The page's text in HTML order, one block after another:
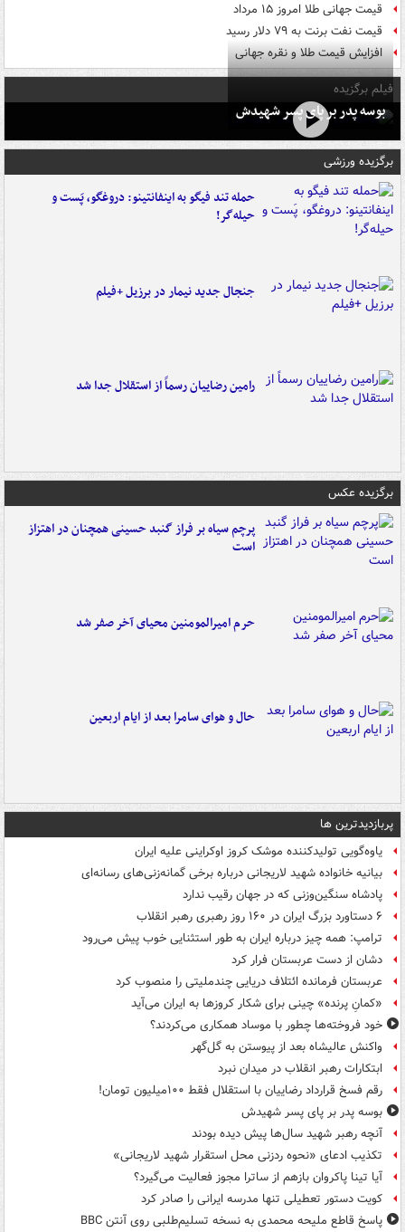
قیمت جهانی طلا امروز ۱۵ مرداد
قیمت نفت برنت به ۷۹ دلار رسید
افزایش قیمت طلا و نقره جهانی
فیلم برگزیده
بوسه‌ پدر بر پای پسر شهیدش
برگزیده ورزشی
حمله تند فیگو به اینفانتینو: دروغگو، پَست‌ و
حیله‌گر!
جنجال جدید نیمار در برزیل +فیلم
رامین رضاییان رسماً از استقلال جدا شد
برگزیده عکس
پرچم سیاه بر فراز گنبد حسینی همچنان در اهتزاز
است
حرم امیرالمومنین محیای آخر صفر شد
حال و هوای سامرا بعد از ایام اربعین
پربازدیدترین ها
یاوه‌گویی تولیدکننده موشک کروز اوکراینی علیه ایران
بیانیه خانواده شهید لاریجانی درباره برخی گمانه‌زنی‌های رسانه‌ای
پادشاه سنگین‌وزنی که در جهان رقیب ندارد
۶ دستاورد بزرگ ایران در ۱۶۰ روز رهبری رهبر انقلاب
ترامپ: همه چیز درباره ایران به طور استثنایی خوب پیش می‌رود
دشان از دست عربستان فرار کرد
عربستان فرمانده ائتلاف دریایی چندملیتی را منصوب کرد
«کمانِ پرنده» چینی برای شکار کروزها به ایران می‌آید
خود فروخته‌ها چطور با موساد همکاری می‌کردند؟
واکنش عالیشاه بعد از پیوستن به گل‌گهر
ابتکارات رهبر انقلاب در میدان نبرد
رقم فسخ قرارداد رضاییان با استقلال فقط ۱۰۰میلیون تومان!
بوسه‌ پدر بر پای پسر شهیدش
آنچه رهبر شهید سال‌ها پیش دیده بودند
تکذیب ادعای «نحوه ردزنی محل استقرار شهید لاریجانی»
آیا تینا پاکروان بازهم از ساترا مجوز فعالیت می‌گیرد؟
کویت دستور تعطیلی تنها مدرسه ایرانی را صادر کرد
پاسخ قاطع ملیحه محمدی به نسخه تسلیم‌طلبی روی آنتن BBC